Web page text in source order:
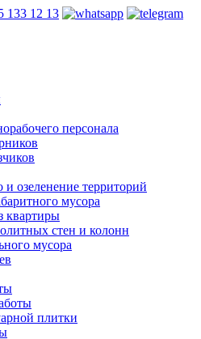
133 12 13
персонала
и озеленение территорий
мусора
квартиры
стен и колонн
мусора
плитки